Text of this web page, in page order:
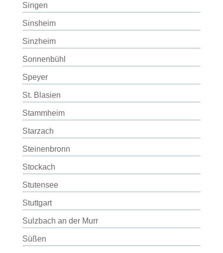
Singen
Sinsheim
Sinzheim
Sonnenbühl
Speyer
St. Blasien
Stammheim
Starzach
Steinenbronn
Stockach
Stutensee
Stuttgart
Sulzbach an der Murr
Süßen